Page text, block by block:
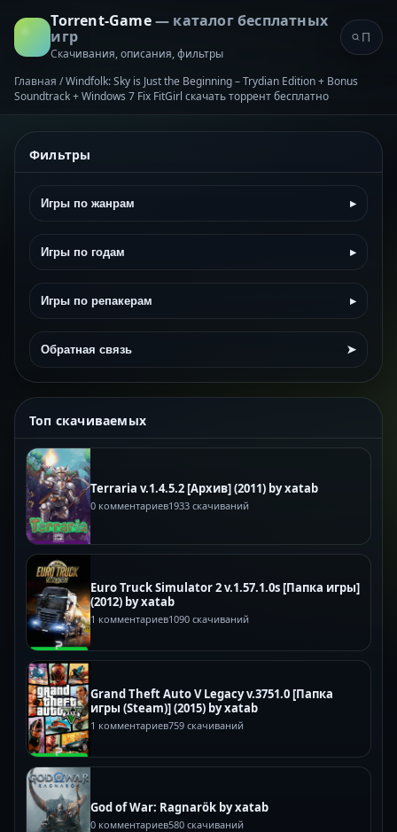
Torrent-Game— каталог бесплатных
игр
Скачивания, описания, фильтры
Главная /Windfolk: Sky is Just the Beginning – Trydian Edition + Bonus
Soundtrack + Windows 7 Fix FitGirl скачать торрент бесплатно
Фильтры
Игры по жанрам ▸
Игры по годам ▸
Игры по репакерам ▸
Обратная связь ➤
Топ скачиваемых
Terraria v.1.4.5.2 [Архив] (2011) by xatab
0 комментариев1933 скачиваний
Euro Truck Simulator 2 v.1.57.1.0s [Папка игры]
(2012) by xatab
1 комментариев1090 скачиваний
Grand Theft Auto V Legacy v.3751.0 [Папка
игры (Steam)] (2015) by xatab
1 комментариев759 скачиваний
God of War: Ragnarök by xatab
0 комментариев580 скачиваний